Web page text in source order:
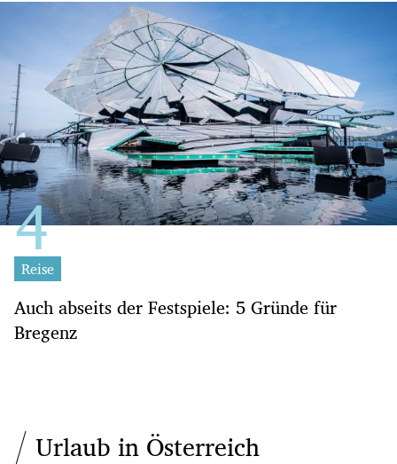
Reise
Auch abseits der Festspiele: 5 Gründe für
Bregenz
Urlaub in Österreich